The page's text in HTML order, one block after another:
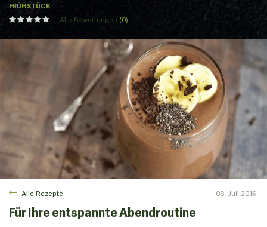
FRÜHSTÜCK
Alle Bewertungen (0)
Alle Rezepte 08. Juli 2016.
Für Ihre entspannte Abendroutine